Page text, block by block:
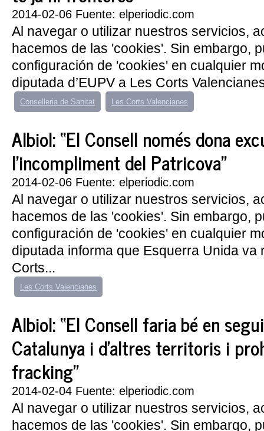
2014-02-06 Fuente: elperiodic.com
Al navegar o utilizar nuestros servicios,
hacemos de las 'cookies'. Sin embargo,
configuración de 'cookies' en cualquier
diputada d’EUPV a Les Corts
Conselleria de Sanitat Les Corts Valencianes
Albiol: “El Consell només dona
l’incompliment del Patricova”
2014-02-06 Fuente: elperiodic.com
Al navegar o utilizar nuestros servicios,
hacemos de las 'cookies'. Sin embargo,
configuración de 'cookies' en cualquier
diputada informa que Esquerra Unida va
Corts...
Les Corts Valencianes
Albiol: “El Consell faria bé en
Catalunya i d'altres territoris i
fracking”
2014-02-04 Fuente: elperiodic.com
Al navegar o utilizar nuestros servicios,
hacemos de las 'cookies'. Sin embargo,